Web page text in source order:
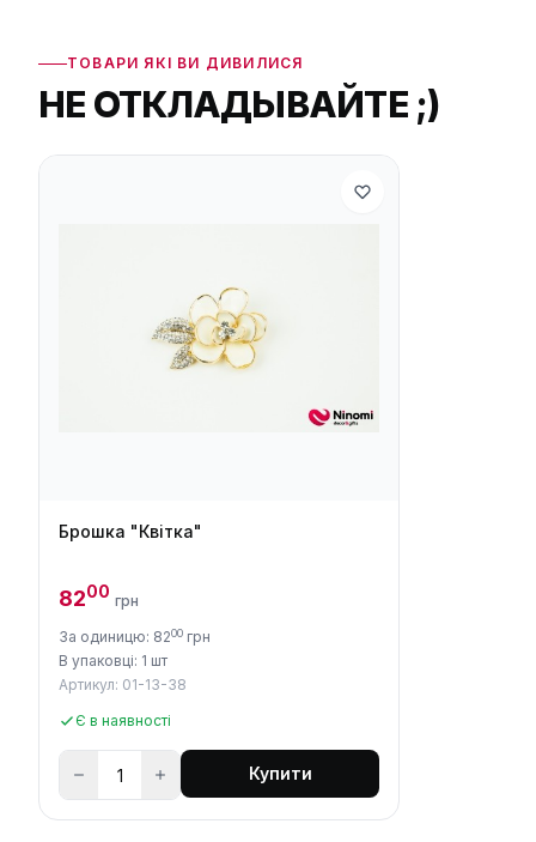
ТОВАРИ ЯКІ ВИ ДИВИЛИСЯ
НЕ ОТКЛАДЫВАЙТЕ ;)
Брошка "Квітка"
8200 грн
За одиницю: 8200 грн
В упаковці: 1 шт
Артикул: 01-13-38
Є в наявності
Купити